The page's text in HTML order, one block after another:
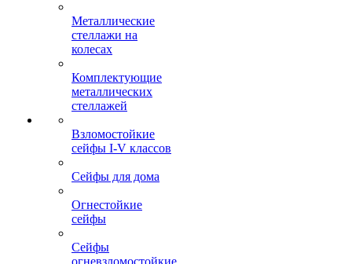
Металлические
стеллажи на
колесах
Комплектующие
металлических
стеллажей
Взломостойкие
сейфы I-V классов
Сейфы для дома
Огнестойкие
сейфы
Сейфы
огневзломостойкие